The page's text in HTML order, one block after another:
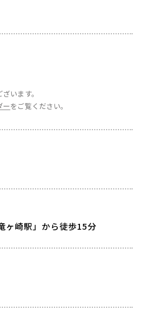
います。
ーをご覧ください。
ヶ崎駅」から徒歩15分